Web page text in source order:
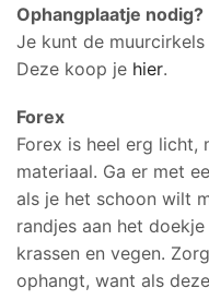
Ophangplaatje nodig?
Je kunt de
Deze koop je hier.
Forex
Forex is heel erg licht,
materiaal. Ga er met
als je het schoon wilt
randjes aan het
krassen en vegen.
ophangt, want als